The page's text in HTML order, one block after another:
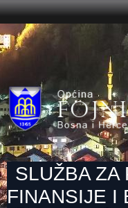
SLUŽBA ZA
FINANSIJE I